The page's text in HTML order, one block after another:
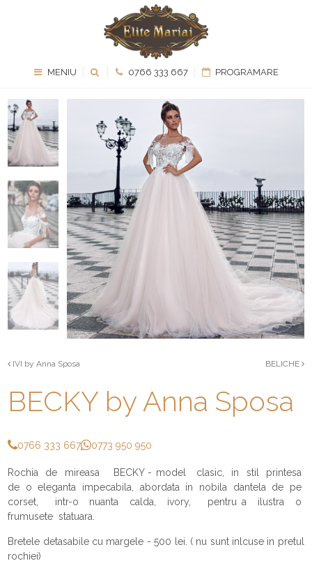
MENIU 0766 333 667 PROGRAMARE
IVI by Anna Sposa BELICHE
BECKY by Anna Sposa
0766 333 667 0773 950 950
Rochia de mireasa BECKY - model clasic, in stil printesa
de o eleganta impecabila, abordata in nobila dantela de pe
corset, intr-o nuanta calda, ivory, pentru a ilustra o
frumusete statuara.
Bretele detasabile cu margele - 500 lei. ( nu sunt inlcuse in pretul
rochiei)